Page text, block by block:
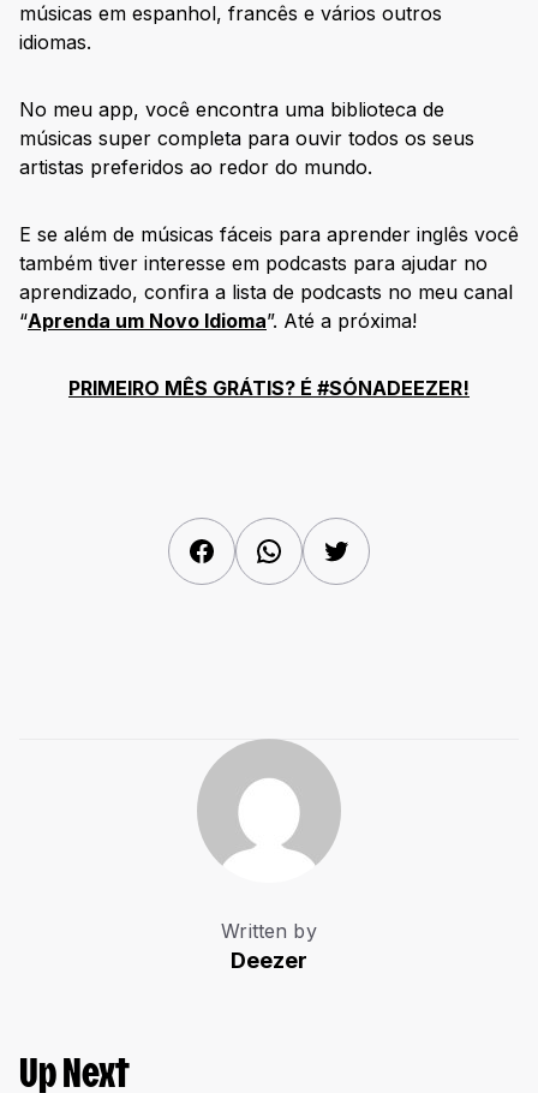
músicas em espanhol, francês e vários outros
idiomas.
No meu app, você encontra uma biblioteca de
músicas super completa para ouvir todos os seus
artistas preferidos ao redor do mundo.
E se além de músicas fáceis para aprender inglês você
também tiver interesse em podcasts para ajudar no
aprendizado, confira a lista de podcasts no meu canal
“Aprenda um Novo Idioma”. Até a próxima!
PRIMEIRO MÊS GRÁTIS? É #SÓNADEEZER!
FacebookWhatsAppTwitter
Written by
Deezer
Up Next